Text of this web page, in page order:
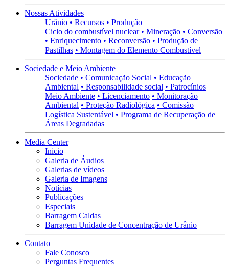
Nossas Atividades
Urânio • Recursos • Produção
Ciclo do combustível nuclear • Mineração • Conversão
• Enriquecimento • Reconversão • Produção de
Pastilhas • Montagem do Elemento Combustível
Sociedade e Meio Ambiente
Sociedade • Comunicação Social • Educação
Ambiental • Responsabilidade social • Patrocínios
Meio Ambiente • Licenciamento • Monitoração
Ambiental • Proteção Radiológica • Comissão
Logística Sustentável • Programa de Recuperação de
Áreas Degradadas
Media Center
Inicio
Galeria de Áudios
Galerias de vídeos
Galeria de Imagens
Notícias
Publicações
Especiais
Barragem Caldas
Barragem Unidade de Concentração de Urânio
Contato
Fale Conosco
Perguntas Frequentes